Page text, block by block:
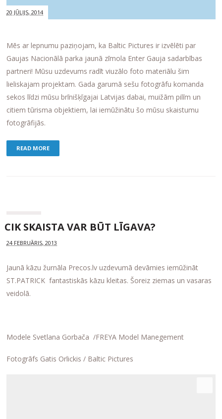
20 JŪLIJS, 2014
Mēs ar lepnumu paziņojam, ka Baltic Pictures ir izvēlēti par
Gaujas Nacionālā parka jaunā zīmola Enter Gauja sadarbības
partneri! Mūsu uzdevums radīt viuzālo foto materiālu šim
lieliskajam projektam. Gada garumā sešu fotogrāfu komanda
sekos līdzi mūsu brīnišķīgajai Latvijas dabai, muižām pilīm un
citiem tūrisma objektiem, lai iemūžinātu šo mūsu skaistumu
fotogrāfijās.
READ MORE
CIK SKAISTA VAR BŪT LĪGAVA?
24 FEBRUĀRIS, 2013
Jaunā kāzu žurnāla Precos.lv uzdevumā devāmies iemūžināt
ST.PATRICK fantastiskās kāzu kleitas. Šoreiz ziemas un vasaras
veidolā.
Modele Svetlana Gorbača /FREYA Model Manegement
Fotogrāfs Gatis Orlickis / Baltic Pictures